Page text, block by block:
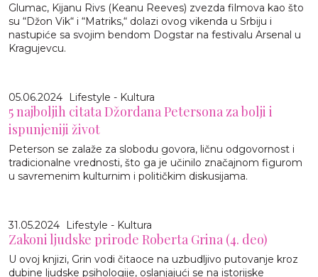
Glumac, Kijanu Rivs (Keanu Reeves) zvezda filmova kao što
su “Džon Vik“ i “Matriks,“ dolazi ovog vikenda u Srbiju i
nastupiće sa svojim bendom Dogstar na festivalu Arsenal u
Kragujevcu.
05.06.2024 Lifestyle - Kultura
5 najboljih citata Džordana Petersona za bolji i
ispunjeniji život
Peterson se zalaže za slobodu govora, ličnu odgovornost i
tradicionalne vrednosti, što ga je učinilo značajnom figurom
u savremenim kulturnim i političkim diskusijama.
31.05.2024 Lifestyle - Kultura
Zakoni ljudske prirode Roberta Grina (4. deo)
U ovoj knjizi, Grin vodi čitaoce na uzbudljivo putovanje kroz
dubine ljudske psihologije, oslanjajući se na istorijske